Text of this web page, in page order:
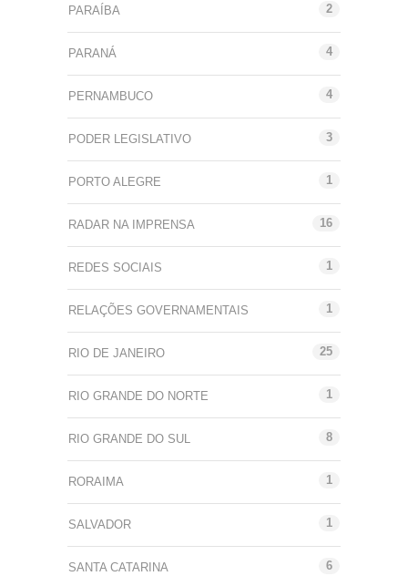
PARAÍBA 2
PARANÁ 4
PERNAMBUCO 4
PODER LEGISLATIVO 3
PORTO ALEGRE 1
RADAR NA IMPRENSA 16
REDES SOCIAIS 1
RELAÇÕES GOVERNAMENTAIS 1
RIO DE JANEIRO 25
RIO GRANDE DO NORTE 1
RIO GRANDE DO SUL 8
RORAIMA 1
SALVADOR 1
SANTA CATARINA 6